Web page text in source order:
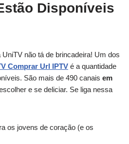
Disponíveis
não tá de brincadeira! Um dos
Comprar Url IPTV é a quantidade
São mais de 490 canais em
e se deliciar. Se liga nessa
os jovens de coração (e os